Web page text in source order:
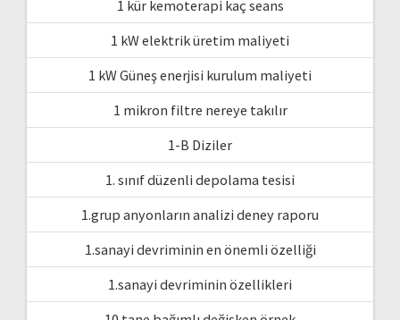
1 kür kemoterapi kaç seans
1 kW elektrik üretim maliyeti
1 kW Güneş enerjisi kurulum maliyeti
1 mikron filtre nereye takılır
1-B Diziler
1. sınıf düzenli depolama tesisi
1.grup anyonların analizi deney raporu
1.sanayi devriminin en önemli özelliği
1.sanayi devriminin özellikleri